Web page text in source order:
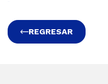
REGRESAR